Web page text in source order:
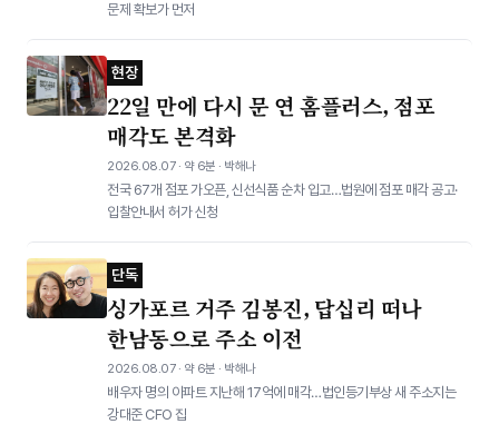
문제 확보가 먼저
현장
22일 만에 다시 문 연 홈플러스, 점포
매각도 본격화
2026.08.07 · 약 6분 · 박해나
전국 67개 점포 가오픈, 신선식품 순차 입고…법원에 점포 매각 공고·
입찰안내서 허가 신청
단독
싱가포르 거주 김봉진, 답십리 떠나
한남동으로 주소 이전
2026.08.07 · 약 6분 · 박해나
배우자 명의 아파트 지난해 17억에 매각…법인등기부상 새 주소지는
강대준 CFO 집